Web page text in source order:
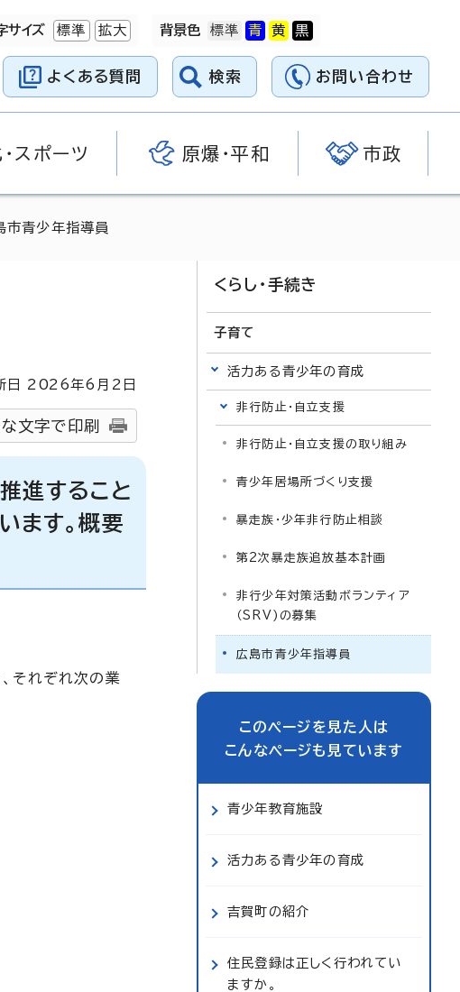
サイズ 標準 拡大 背景色
よくある質問 検索 お問い合わせ
スポーツ 原爆・平和 市政
市青少年指導員
2026年6月2日
文字で印刷
進すること
ます。概要
それぞれ次の業
くらし・手続き
子育て
活力ある青少年の育成
非行防止・自立支援
非行防止・自立支援の取り組み
青少年居場所づくり支援
暴走族・少年非行防止相談
第2次暴走族追放基本計画
非行少年対策活動ボランティア
（SRV)の募集
広島市青少年指導員
このページを見た人は
こんなページも見ています
青少年教育施設
活力ある青少年の育成
吉賀町の紹介
住民登録は正しく行われてい
ますか。